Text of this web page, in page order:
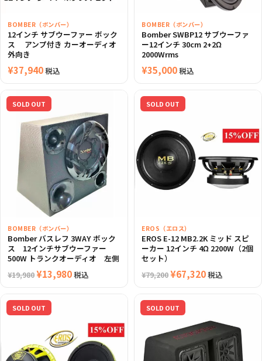
BOMBER（ボンバー）
12インチ サブウーファー ボック
ス アンプ付き カーオーディオ
外向き
¥37,940税込
BOMBER（ボンバー）
Bomber SWBP12 サブウーファ
ー12インチ 30cm 2+2Ω
2000Wrms
¥35,000税込
SOLD OUT
BOMBER（ボンバー）
Bomber バスレフ 3WAY ボック
ス 12インチサブウーファー
500W トランクオーディオ 左側
¥19,980元
価
格
¥19,980
¥13,980現
格
は
税込
SOLD OUT
EROS（エロス）
EROS E-12 MB2.2K ミッド スピ
ーカー 12インチ 4Ω 2200W（2個
セット）
¥79,200元
価
格
は
¥79,200
¥67,320現
格
は
税込
SOLD OUT SOLD OUT